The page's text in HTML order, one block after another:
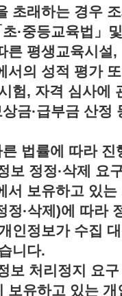
초래하는 경우
중등교육법」및
른 평생교육시설
성적 평가 또
험, 자격 심사에
·급부금 산정
률에 따라 진
보 정정·삭제 요
서 보유하고 있
정·삭제)에 따라
인정보가 수집
니다.
보 처리정지 요구
보유하고 있는